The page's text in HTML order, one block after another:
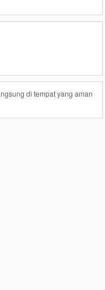
di tempat yang aman